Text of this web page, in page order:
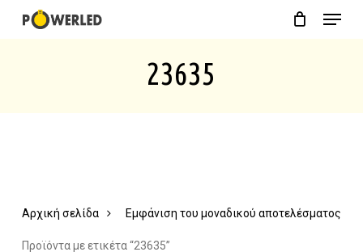
Menu
23635
Εμφάνιση του μοναδικού αποτελέσματος
Αρχική σελίδα
Προϊόντα με ετικέτα “23635”